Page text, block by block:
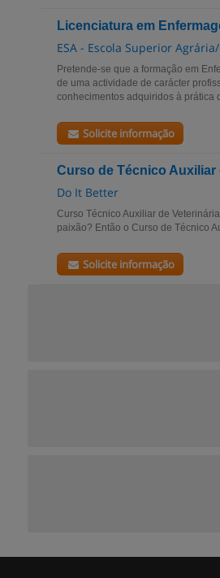
Licenciatura em
ESA - Escola Superior
Pretende-se que a formação em
de uma actividade de carácter
conhecimentos adquiridos à prática
Solicite informação
Curso de Técnico Auxiliar
Do It Better
Curso Técnico Auxiliar de
paixão? Então o Curso de Técnico
Solicite informação